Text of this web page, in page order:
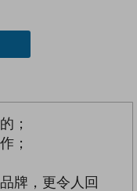
；
；
牌，更令人回